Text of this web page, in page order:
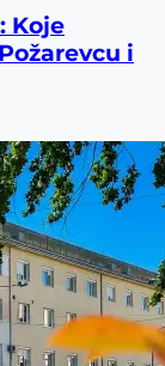
Koje
i